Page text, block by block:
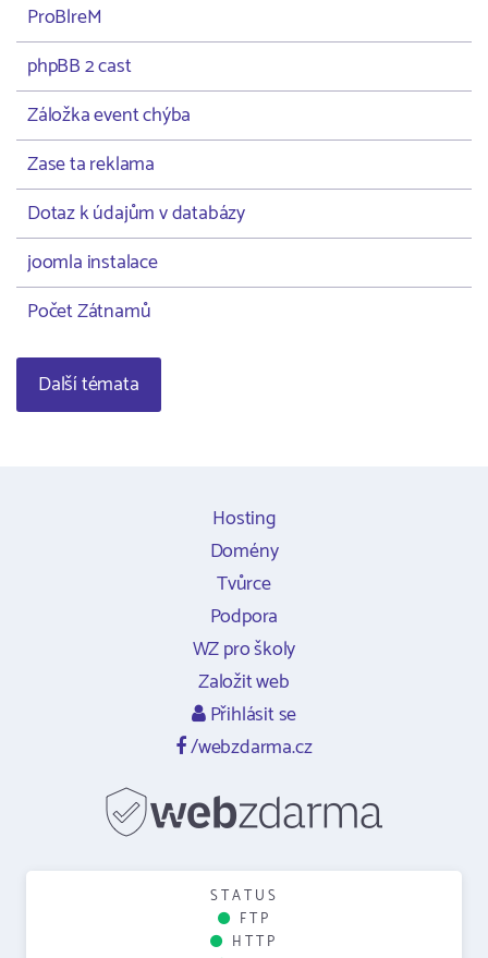
ProBlreM
phpBB 2 cast
Záložka event chýba
Zase ta reklama
Dotaz k údajům v databázy
joomla instalace
Počet Zátnamů
Další témata
Hosting
Domény
Tvůrce
Podpora
WZ pro školy
Založit web
Přihlásit se
/webzdarma.cz
STATUS
FTP
HTTP